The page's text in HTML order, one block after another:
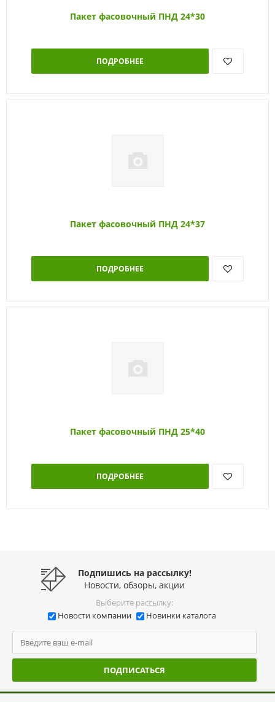
Пакет фасовочный ПНД 24*30
ПОДРОБНЕЕ
Пакет фасовочный ПНД 24*37
ПОДРОБНЕЕ
Пакет фасовочный ПНД 25*40
ПОДРОБНЕЕ
Подпишись на рассылку!
Новости, обзоры, акции
Выберите рассылку:
Новости компании
Новинки каталога
ПОДПИСАТЬСЯ